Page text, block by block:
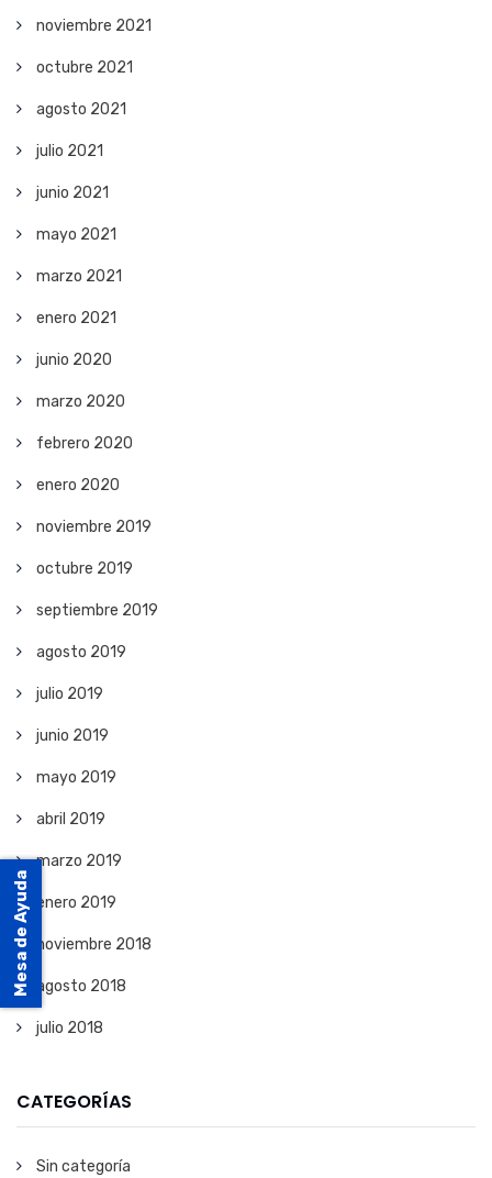
noviembre 2021
octubre 2021
agosto 2021
julio 2021
junio 2021
mayo 2021
marzo 2021
enero 2021
junio 2020
marzo 2020
febrero 2020
enero 2020
noviembre 2019
octubre 2019
septiembre 2019
agosto 2019
julio 2019
junio 2019
mayo 2019
abril 2019
marzo 2019
enero 2019
noviembre 2018
agosto 2018
julio 2018
CATEGORÍAS
Sin categoría
Mesa de Ayuda